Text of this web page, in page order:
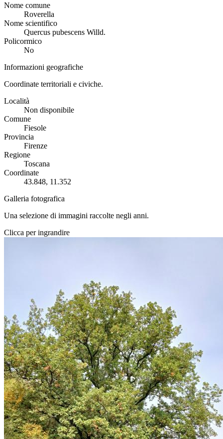
Nome comune
Roverella
Nome scientifico
Quercus pubescens Willd.
Policormico
No
Informazioni geografiche
Coordinate territoriali e civiche.
Località
Non disponibile
Comune
Fiesole
Provincia
Firenze
Regione
Toscana
Coordinate
43.848, 11.352
Galleria fotografica
Una selezione di immagini raccolte negli anni.
Clicca per ingrandire